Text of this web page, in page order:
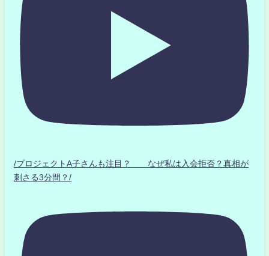
/プロジェクトA子さんも注目？ なぜ私は入会拒否？真相が
刺さる3分間？/